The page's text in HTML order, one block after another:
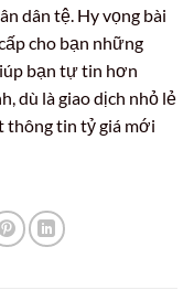
dân tệ. Hy vọng bài
cho bạn những
bạn tự tin hơn
dù là giao dịch nhỏ lẻ
thông tin tỷ giá mới